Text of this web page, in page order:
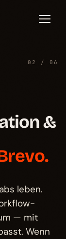
02 / 06
&
leben.
— mit
Wenn